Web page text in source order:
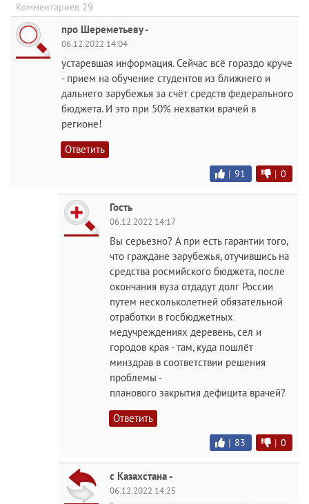
Комментариев 29
про Шереметьеву -
06.12.2022 14:04
устаревшая информация. Сейчас всё гораздо круче
- прием на обучение студентов из ближнего и
дальнего зарубежья за счёт средств федерального
бюджета. И это при 50% нехватки врачей в
регионе!
Ответить
| 91 | 0
Гость
06.12.2022 14:17
Вы серьезно? А при есть гарантии того,
что граждане зарубежья, отучившись на
средства росмийского бюджета, после
окончания вуза отдадут долг России
путем нескольколетней обязательной
отработки в госбюджетных
медучреждениях деревень, сел и
городов края - там, куда пошлёт
минздрав в соответствии решения
проблемы -
планового закрытия дефицита врачей?
Ответить
| 83 | 0
с Казахстана -
06.12.2022 14:25